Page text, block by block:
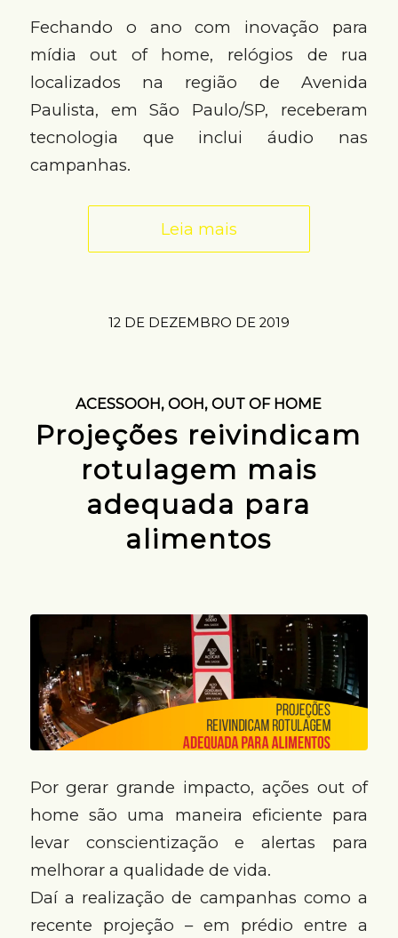
Fechando o ano com inovação para
mídia out of home, relógios de rua
localizados na região de Avenida
Paulista, em São Paulo/SP, receberam
tecnologia que inclui áudio nas
campanhas.
Leia mais
12 DE DEZEMBRO DE 2019
ACESSOOH,OOH,OUT OF HOME
Projeções reivindicam
rotulagem mais
adequada para
alimentos
Por gerar grande impacto, ações out of
home são uma maneira eficiente para
levar conscientização e alertas para
melhorar a qualidade de vida.
Daí a realização de campanhas como a
recente projeção – em prédio entre a